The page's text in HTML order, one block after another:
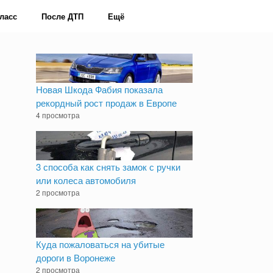
После ДТП Ещё
Новая Шкода Фабия показала
рекордный рост продаж в Европе
4 просмотра
3 способа как снять замок с ручки
или колеса автомобиля
2 просмотра
Куда пожаловаться на убитые
дороги в Воронеже
2 просмотра